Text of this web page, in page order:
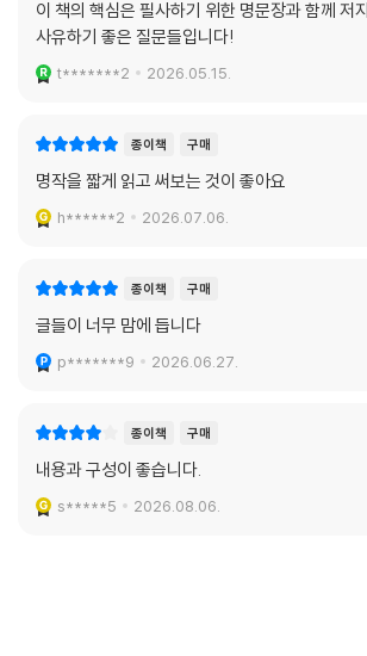
이 책의 핵심은 필사하기 위한 명문장과 함께 저
사유하기 좋은 질문들입니다!
t*******2 2026.05.15.
종이책 구매
명작을 짧게 읽고 써보는 것이 좋아요
h******2 2026.07.06.
종이책 구매
글들이 너무 맘에 듭니다
p*******9 2026.06.27.
종이책 구매
내용과 구성이 좋습니다.
s*****5 2026.08.06.